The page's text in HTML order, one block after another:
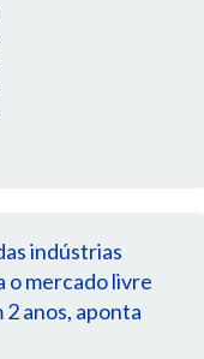
indústrias
o mercado livre
anos, aponta